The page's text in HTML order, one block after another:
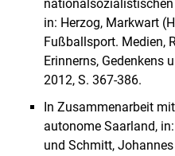
in: Herzog, Markwart
Fußballsport. Medien,
Erinnerns, Gedenkens
2012, S. 367-386.
In Zusammenarbeit
autonome Saarland,
und Schmitt,